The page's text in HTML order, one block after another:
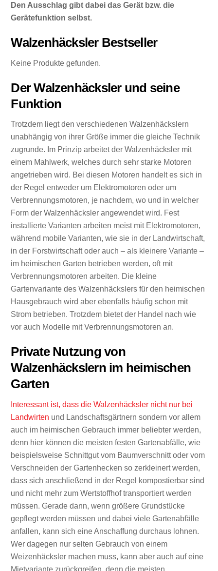
Den Ausschlag gibt dabei das Gerät bzw. die
Gerätefunktion selbst.
Walzenhäcksler Bestseller
Keine Produkte gefunden.
Der Walzenhäcksler und seine
Funktion
Trotzdem liegt den verschiedenen Walzenhäckslern
unabhängig von ihrer Größe immer die gleiche Technik
zugrunde. Im Prinzip arbeitet der Walzenhäcksler mit
einem Mahlwerk, welches durch sehr starke Motoren
angetrieben wird. Bei diesen Motoren handelt es sich in
der Regel entweder um Elektromotoren oder um
Verbrennungsmotoren, je nachdem, wo und in welcher
Form der Walzenhäcksler angewendet wird. Fest
installierte Varianten arbeiten meist mit Elektromotoren,
während mobile Varianten, wie sie in der Landwirtschaft,
in der Forstwirtschaft oder auch – als kleinere Variante –
im heimischen Garten betrieben werden, oft mit
Verbrennungsmotoren arbeiten. Die kleine
Gartenvariante des Walzenhäckslers für den heimischen
Hausgebrauch wird aber ebenfalls häufig schon mit
Strom betrieben. Trotzdem bietet der Handel nach wie
vor auch Modelle mit Verbrennungsmotoren an.
Private Nutzung von
Walzenhäckslern im heimischen
Garten
Interessant ist, dass die Walzenhäcksler nicht nur bei
Landwirten und Landschaftsgärtnern sondern vor allem
auch im heimischen Gebrauch immer beliebter werden,
denn hier können die meisten festen Gartenabfälle, wie
beispielsweise Schnittgut vom Baumverschnitt oder vom
Verschneiden der Gartenhecken so zerkleinert werden,
dass sich anschließend in der Regel kompostierbar sind
und nicht mehr zum Wertstoffhof transportiert werden
müssen. Gerade dann, wenn größere Grundstücke
gepflegt werden müssen und dabei viele Gartenabfälle
anfallen, kann sich eine Anschaffung durchaus lohnen.
Wer dagegen nur selten Gebrauch von einem
Weizenhäcksler machen muss, kann aber auch auf eine
Mietvariante zurückgreifen, denn die meisten